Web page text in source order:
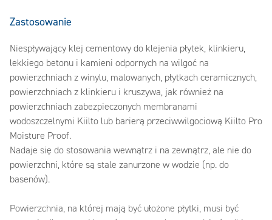
Zastosowanie
Niespływający klej cementowy do klejenia płytek, klinkieru,
lekkiego betonu i kamieni odpornych na wilgoć na
powierzchniach z winylu, malowanych, płytkach ceramicznych,
powierzchniach z klinkieru i kruszywa, jak również na
powierzchniach zabezpieczonych membranami
wodoszczelnymi Kiilto lub barierą przeciwwilgociową Kiilto Pro
Moisture Proof.
Nadaje się do stosowania wewnątrz i na zewnątrz, ale nie do
powierzchni, które są stale zanurzone w wodzie (np. do
basenów).
Powierzchnia, na której mają być ułożone płytki, musi być